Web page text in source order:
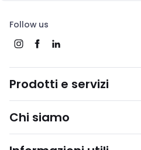
Follow us
Prodotti e servizi
Chi siamo